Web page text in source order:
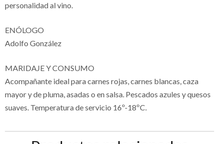
personalidad al vino.
ENÓLOGO
Adolfo González
MARIDAJE Y CONSUMO
Acompañante ideal para carnes rojas, carnes blancas, caza
mayor y de pluma, asadas o en salsa. Pescados azules y quesos
suaves. Temperatura de servicio 16º-18ºC.